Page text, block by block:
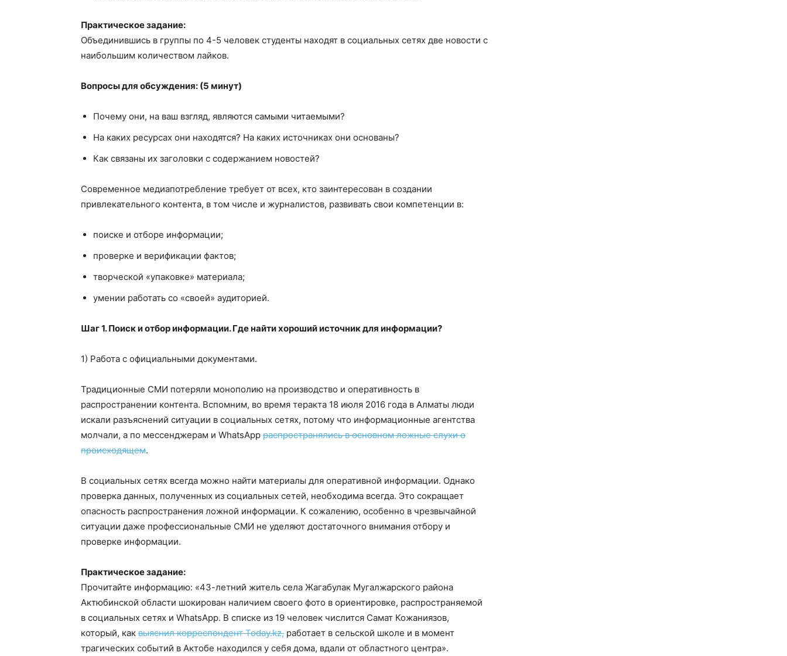
Практическое задание:
Объединившись в группы по 4-5 человек студенты находят в социальных сетях две новости с
наибольшим количеством лайков.
Вопросы для обсуждения: (5 минут)
Почему они, на ваш взгляд, являются самыми читаемыми?
На каких ресурсах они находятся? На каких источниках они основаны?
Как связаны их заголовки с содержанием новостей?
Современное медиапотребление требует от всех, кто заинтересован в создании
привлекательного контента, в том числе и журналистов, развивать свои компетенции в:
поиске и отборе информации;
проверке и верификации фактов;
творческой «упаковке» материала;
умении работать со «своей» аудиторией.
Шаг 1. Поиск и отбор информации. Где найти хороший источник для информации?
1) Работа с официальными документами.
Традиционные СМИ потеряли монополию на производство и оперативность в
распространении контента. Вспомним, во время теракта 18 июля 2016 года в Алматы люди
искали разъяснений ситуации в социальных сетях, потому что информационные агентства
молчали, а по мессенджерам и WhatsАрр распространялись в основном ложные слухи о
происходящем.
В социальных сетях всегда можно найти материалы для оперативной информации. Однако
проверка данных, полученных из социальных сетей, необходима всегда. Это сокращает
опасность распространения ложной информации. К сожалению, особенно в чрезвычайной
ситуации даже профессиональные СМИ не уделяют достаточного внимания отбору и
проверке информации.
Практическое задание:
Прочитайте информацию: «43-летний житель села Жагабулак Мугалжарского района
Актюбинской области шокирован наличием своего фото в ориентировке, распространяемой
в социальных сетях и WhatsApp. В списке из 19 человек числится Самат Кожаниязов,
который, как выяснил корреспондент Today.kz, работает в сельской школе и в момент
трагических событий в Актобе находился у себя дома, вдали от областного центра».